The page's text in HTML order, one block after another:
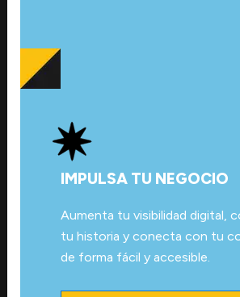
IMPULSA TU NEGOCIO
Aumenta tu visibilidad digital,
tu historia y conecta con tu
de forma fácil y accesible.